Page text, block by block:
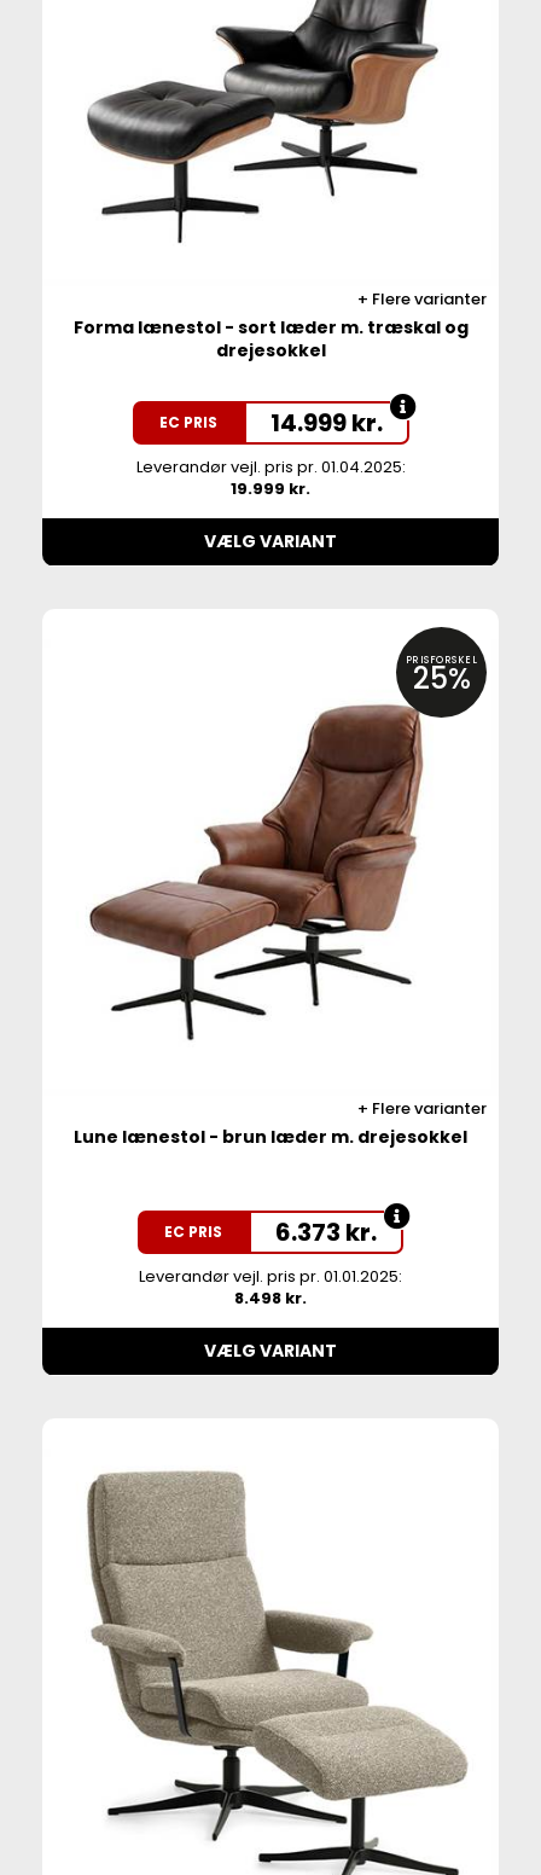
Flere varianter
Forma lænestol - sort læder m. træskal og
drejesokkel
EC PRIS 14.999kr.
Leverandør vejl. pris pr. 01.04.2025:
19.999 kr.
VÆLG VARIANT
PRISFORSKEL
25%
Flere varianter
Lune lænestol - brun læder m. drejesokkel
EC PRIS 6.373 kr.
Leverandør vejl. pris pr. 01.01.2025:
8.498 kr.
VÆLG VARIANT